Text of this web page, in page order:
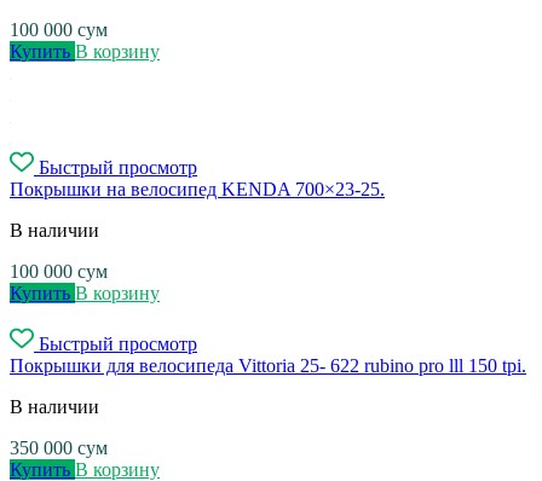
100 000 сум
Купить В корзину
Быстрый просмотр
Покрышки на велосипед KENDA 700×23-25.
В наличии
100 000 сум
Купить В корзину
Быстрый просмотр
Покрышки для велосипеда Vittoria 25- 622 rubino pro lll 150 tpi.
В наличии
350 000 сум
Купить В корзину